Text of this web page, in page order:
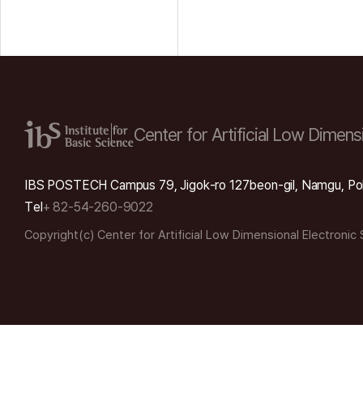
Center for Artificial Low
IBS POSTECH Campus 79, Jigok-ro 127beon-gil, Namgu,
Tel+ 82-54-260-9022
Copyright(c) Center for Artificial Low Dimensional Electronic